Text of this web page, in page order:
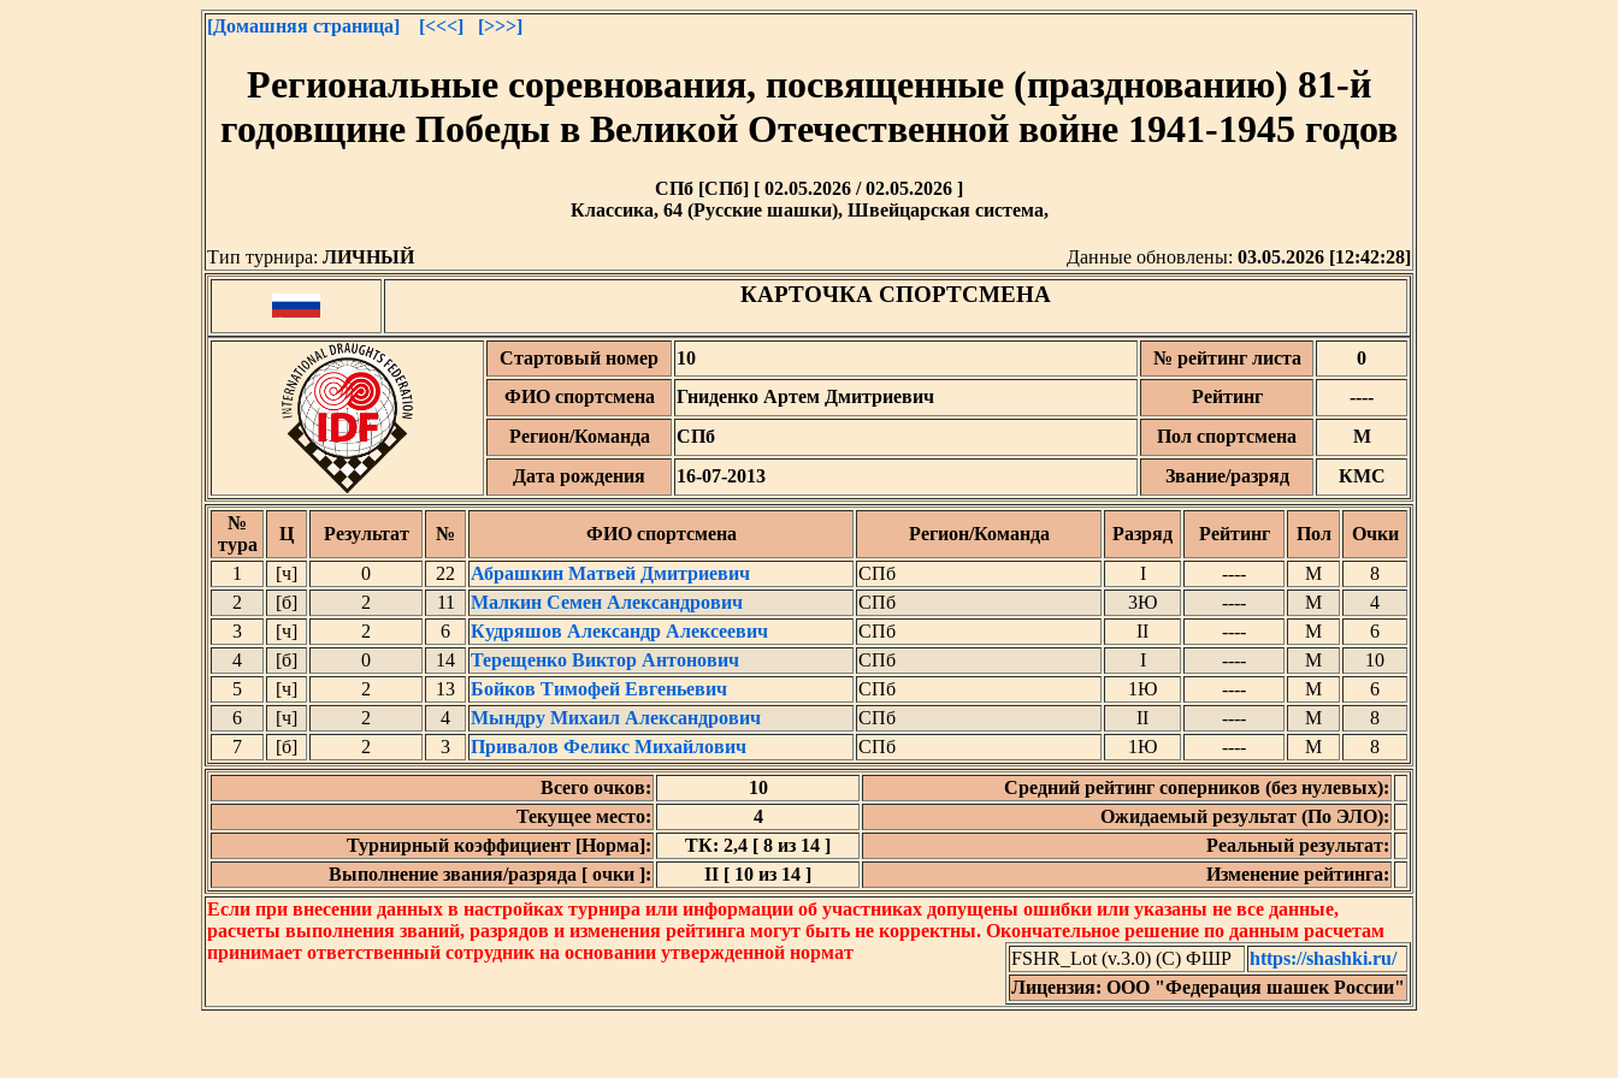
[Домашняя страница] [<<<] [>>>]
Региональные соревнования, посвященные (празднованию) 81-й
годовщине Победы в Великой Отечественной войне 1941-1945 годов
СПб [СПб] [ 02.05.2026 / 02.05.2026 ]
Классика, 64 (Русские шашки), Швейцарская система,
Тип турнира: ЛИЧНЫЙ Данные обновлены: 03.05.2026 [12:42:28]
КАРТОЧКА СПОРТСМЕНА
Стартовый номер 10 № рейтинг листа
0
ФИО спортсмена
Гниденко Артем Дмитриевич Рейтинг
----
Регион/Команда
СПб Пол спортсмена
М
Дата рождения
16-07-2013 Звание/разряд КМС
№
тура
Ц Результат № ФИО спортсмена Регион/Команда Разряд Рейтинг Пол
Очки
1
[ч] 0 22 Абрашкин Матвей Дмитриевич СПб I ---- М
8
2
[б] 2 11 Малкин Семен Александрович СПб 3Ю ---- М
4
3
[ч] 2 6 Кудряшов Александр Алексеевич СПб II ---- М
6
4
[б] 0 14 Терещенко Виктор Антонович СПб I ---- М
10
5
[ч] 2 13 Бойков Тимофей Евгеньевич СПб 1Ю ---- М
6
6
[ч] 2 4 Мындру Михаил Александрович СПб II ---- М
8
7
[б] 2 3 Привалов Феликс Михайлович СПб 1Ю ---- М
8
Всего очков:
10
Средний рейтинг соперников (без нулевых):
Текущее место:
4
Ожидаемый результат (По ЭЛО):
Турнирный коэффициент [Норма]:
ТК: 2,4 [ 8 из 14 ]
Реальный результат:
Выполнение звания/разряда [ очки ]:
II [ 10 из 14 ]
Изменение рейтинга:
Если при внесении данных в настройках турнира или информации об участниках допущены ошибки или указаны не все данные,
расчеты выполнения званий, разрядов и изменения рейтинга могут быть не корректны. Окончательное решение по данным расчетам
принимает ответственный сотрудник на основании утвержденной нормат
FSHR_Lot (v.3.0) (C) ФШР
https://shashki.ru/
Лицензия: ООО "Федерация шашек России"